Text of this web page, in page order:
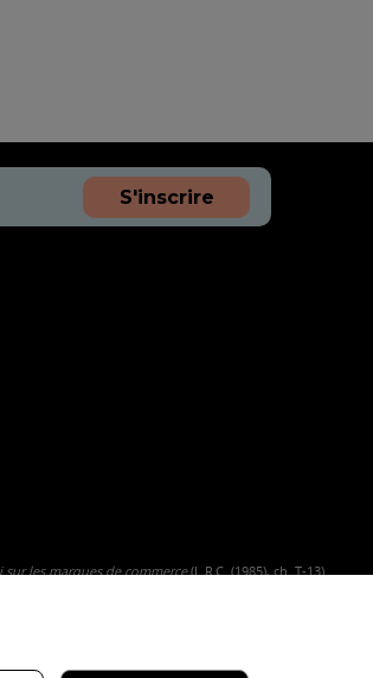
S'inscrire
sur les marques de commerce(L.R.C. (1985), ch. T-13).